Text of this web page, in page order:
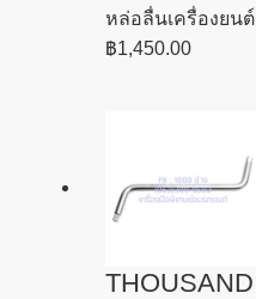
หล่อลื่นเครื่องยนต์
฿1,450.00
THOUSAND